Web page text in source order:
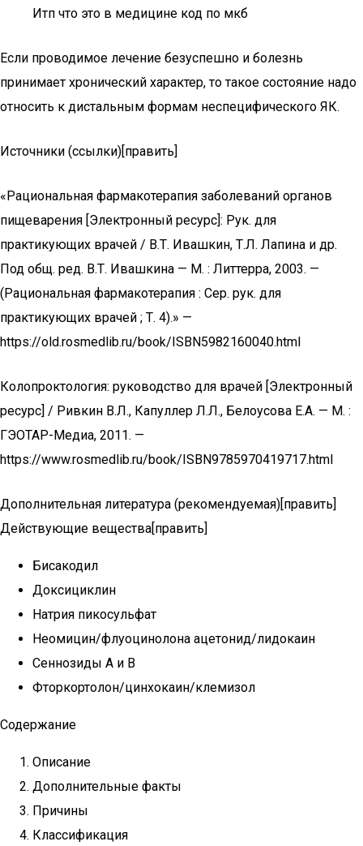
Итп что это в медицине код по мкб
Если проводимое лечение безуспешно и болезнь
принимает хронический характер, то такое состояние надо
относить к дистальным формам неспецифического ЯК.
Источники (ссылки)[править]
«Рациональная фармакотерапия заболеваний органов
пищеварения [Электронный ресурс]: Рук. для
практикующих врачей / В.Т. Ивашкин, Т.Л. Лапина и др.
Под общ. ред. В.Т. Ивашкина — М. : Литтерра, 2003. —
(Рациональная фармакотерапия : Сер. рук. для
практикующих врачей ; Т. 4).» —
https://old.rosmedlib.ru/book/ISBN5982160040.html
Колопроктология: руководство для врачей [Электронный
ресурс] / Ривкин В.Л., Капуллер Л.Л., Белоусова Е.А. — М. :
ГЭОТАР-Медиа, 2011. —
https://www.rosmedlib.ru/book/ISBN9785970419717.html
Дополнительная литература (рекомендуемая)[править]
Действующие вещества[править]
Бисакодил
Доксициклин
Натрия пикосульфат
Неомицин/флуоцинолона ацетонид/лидокаин
Сеннозиды А и B
Фторкортолон/цинхокаин/клемизол
Содержание
Описание
Дополнительные факты
Причины
Классификация